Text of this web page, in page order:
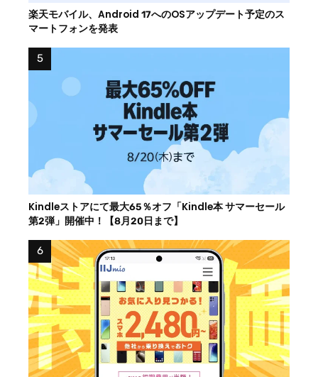
楽天モバイル、Android 17へのOSアップデート予定のス
マートフォンを発表
Kindleストアにて最大65％オフ「Kindle本 サマーセール
第2弾」開催中！【8月20日まで】